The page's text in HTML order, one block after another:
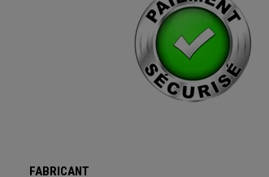
FABRICANT